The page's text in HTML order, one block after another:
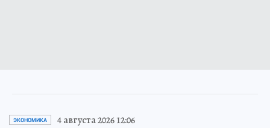
ЭКОНОМИКА 4 августа 2026 12:06